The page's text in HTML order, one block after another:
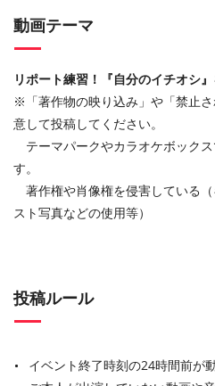
動画テーマ
リポート練習！『自分のイチオシ
※「著作物の映り込み」や「禁止
意して投稿してください。
テーマパークやカラオケボック
す。
著作権や肖像権を侵害している
スト写真などの使用等）
投稿ルール
イベント終了時刻の24時間前が